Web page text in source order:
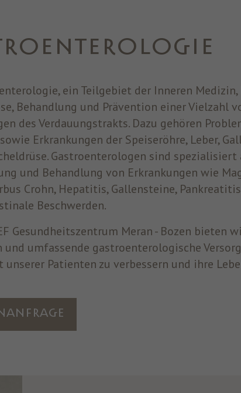
ein Teilgebiet der Inneren
Behandlung und Prävention einer Vielzahl
des Verdauungstrakts. Dazu gehören
Erkrankungen der Speiseröhre, Leber,
Gastroenterologen sind spezialisiert
und Behandlung von Erkrankungen wie
Crohn, Hepatitis, Gallensteine,
Beschwerden.
Gesundheitszentrum Meran - Bozen bieten
und umfassende gastroenterologische
unserer Patienten zu verbessern und ihre
anzuzeigen.
Facebook
3 Monate
Facebook setzt dieses Cookie, um den Nutzern
relevante Werbung zu zeigen, indem es das
Nutzerverhalten im gesamten Web auf Websites
verfolgt, die über das Facebook-Pixel oder das
Facebook Social Plugin verfügen.